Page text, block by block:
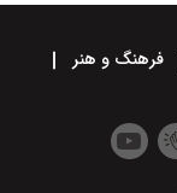
فرهنگ و هنر